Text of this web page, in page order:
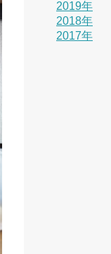
2019年
2018年
2017年